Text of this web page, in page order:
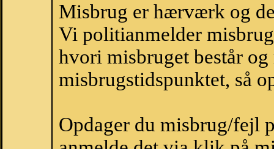
Misbrug er hærværk og
Vi politianmelder
hvori misbruget består
misbrugstidspunktet, så
Opdager du misbrug/fejl